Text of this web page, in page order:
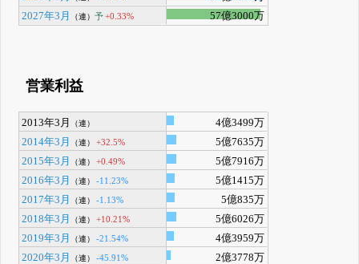
2027年3月
（連）予+0.33% 57億3000万
営業利益
2013年3月 （連）
4億3499万
2014年3月
（連） +32.5%
5億7635万
2015年3月
（連） +0.49%
5億7916万
2016年3月
（連） -11.23%
5億1415万
2017年3月
（連） -1.13%
5億835万
2018年3月
（連） +10.21%
5億6026万
2019年3月
（連） -21.54%
4億3959万
2020年3月
（連） -45.91%
2億3778万